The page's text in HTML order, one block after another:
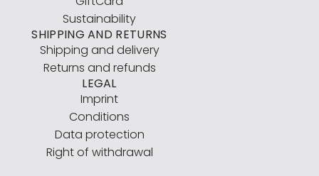
Sustainability
SHIPPING AND RETURNS
Shipping and delivery
Returns and refunds
LEGAL
Imprint
Conditions
Data protection
Right of withdrawal